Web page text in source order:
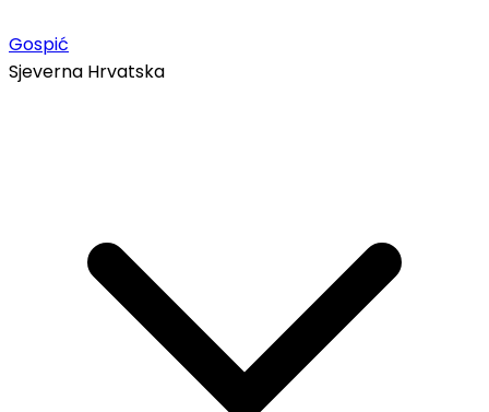
Gospić
Sjeverna Hrvatska